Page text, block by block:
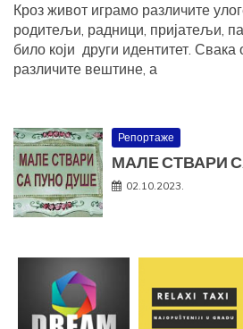
Кроз живот играмо различите
родитељи, радници, пријатељи,
било који други идентитет. Свака
различите вештине, а
Репортаже
МАЛЕ СТВАРИ
02.10.2023.